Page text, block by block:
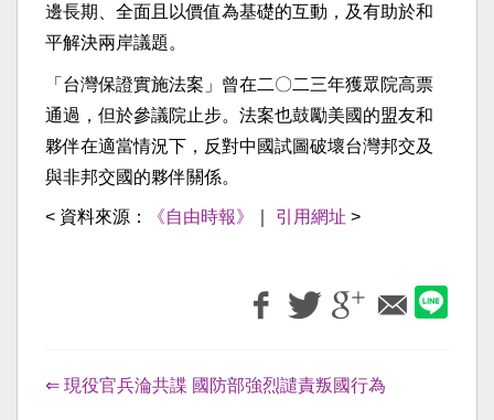
邊長期、全面且以價值為基礎的互動，及有助於和
平解決兩岸議題。
「台灣保證實施法案」曾在二〇二三年獲眾院高票
通過，但於參議院止步。法案也鼓勵美國的盟友和
夥伴在適當情況下，反對中國試圖破壞台灣邦交及
與非邦交國的夥伴關係。
< 資料來源： 《自由時報》 引用網址 >
⇐ 現役官兵淪共諜 國防部強烈譴責叛國行為